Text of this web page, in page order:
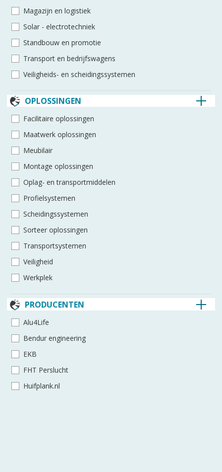
Magazijn en logistiek
Solar - electro­techniek
Standbouw en promotie
Transport en bedrijfswagens
Veiligheids- en scheidings­systemen
OPLOSSINGEN
Facilitaire oplossingen
Maatwerk oplossingen
Meubilair
Montage oplossingen
Oplag- en transportmiddelen
Profielsystemen
Scheidingssystemen
Sorteer oplossingen
Transportsystemen
Veiligheid
Werkplek
PRODUCENTEN
Alu4Life
Bendur engineering
EKB
FHT Perslucht
Huifplank.nl